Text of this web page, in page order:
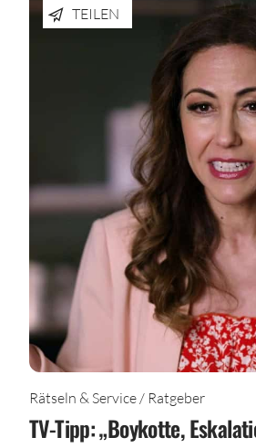
TEILEN
Rätseln & Service / Ratgeber
TV-Tipp: „Boykotte,